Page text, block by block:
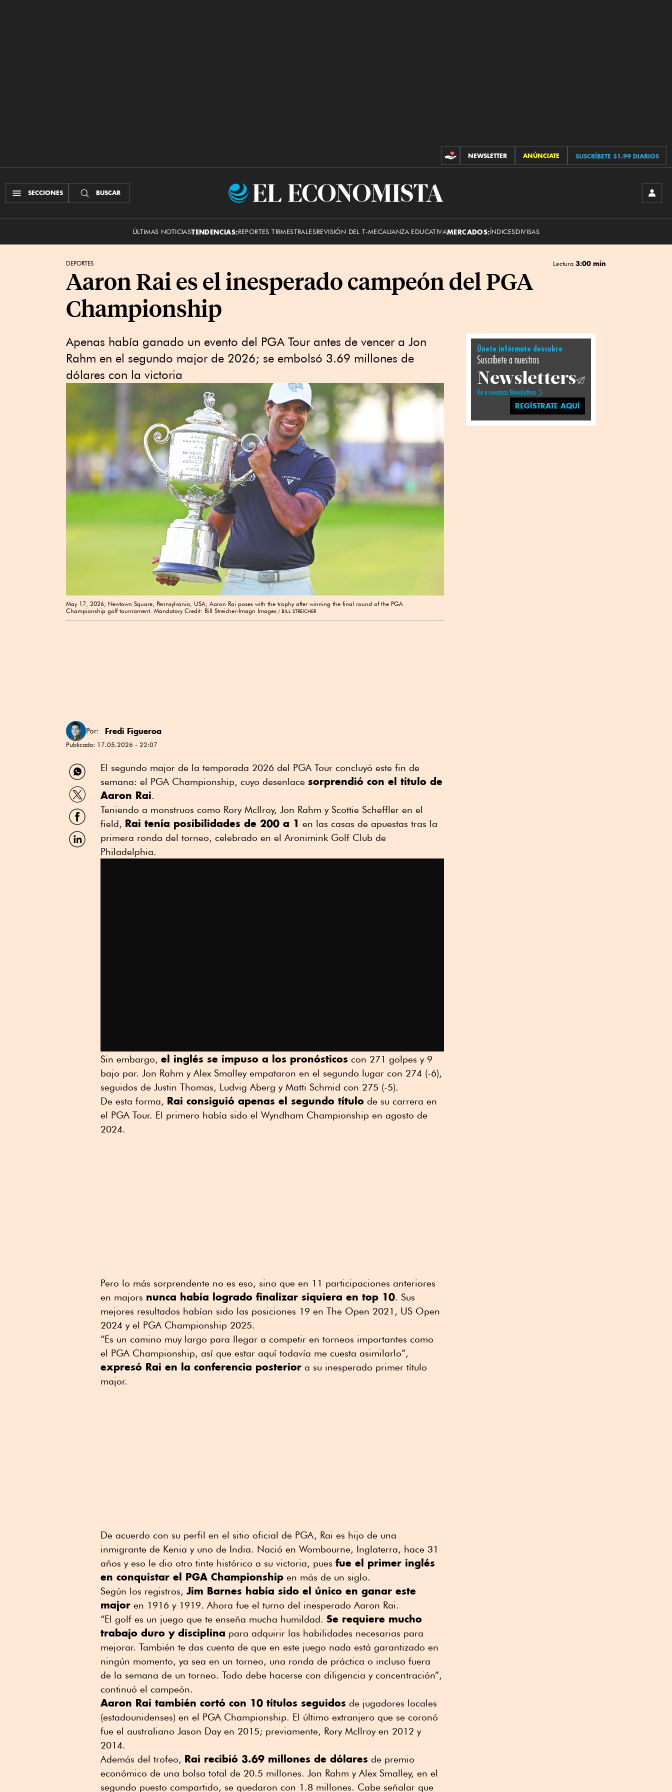
CONTRIBUCIONES
NEWSLETTER ANÚNCIATE SUSCRÍBETE $1.99 DIARIOS
SECCIONES BUSCAR
El
ÚLTIMAS NOTICIASTENDENCIAS:REPORTES TRIMESTRALESREVISIÓN DEL T-MECALIANZA EDUCATIVAMERCADOS:ÍNDICESDIVISAS
DEPORTES Lectura 3:00 min
Aaron Rai es el inesperado campeón del PGA
Championship
Apenas había ganado un evento del PGA Tour antes de vencer a Jon
Rahm en el segundo major de 2026; se embolsó 3.69 millones de
dólares con la victoria
May 17, 2026; Newtown Square, Pennsylvania, USA; Aaron Rai poses with the trophy after winning the final round of the PGA
Championship golf tournament. Mandatory Credit: Bill Streicher-Imagn Images
BILL STREICHER
Por: Fredi Figueroa
Publicado: 17.05.2026 - 22:07
Compartir
por
WhatsApp
Compartir
por
Twitter
Compartir
por
Facebook
Compartir
por
El segundo major de la temporada 2026 del PGA Tour concluyó este fin de
semana: el PGA Championship, cuyo desenlace sorprendió con el título de
Aaron Rai.
Teniendo a monstruos como Rory McIlroy, Jon Rahm y Scottie Scheffler en el
field, Rai tenía posibilidades de 200 a 1 en las casas de apuestas tras la
primera ronda del torneo, celebrado en el Aronimink Golf Club de
Philadelphia.
Sin embargo, el inglés se impuso a los pronósticos con 271 golpes y 9
bajo par. Jon Rahm y Alex Smalley empataron en el segundo lugar con 274 (-6),
seguidos de Justin Thomas, Ludvig Aberg y Matti Schmid con 275 (-5).
De esta forma, Rai consiguió apenas el segundo título de su carrera en
el PGA Tour. El primero había sido el Wyndham Championship en agosto de
2024.
Pero lo más sorprendente no es eso, sino que en 11 participaciones anteriores
en majors nunca había logrado finalizar siquiera en top 10. Sus
mejores resultados habían sido las posiciones 19 en The Open 2021, US Open
2024 y el PGA Championship 2025.
“Es un camino muy largo para llegar a competir en torneos importantes como
el PGA Championship, así que estar aquí todavía me cuesta asimilarlo”,
expresó Rai en la conferencia posterior a su inesperado primer título
major.
De acuerdo con su perfil en el sitio oficial de PGA, Rai es hijo de una
inmigrante de Kenia y uno de India. Nació en Wombourne, Inglaterra, hace 31
años y eso le dio otro tinte histórico a su victoria, pues fue el primer inglés
en conquistar el PGA Championship en más de un siglo.
Según los registros, Jim Barnes había sido el único en ganar este
major en 1916 y 1919. Ahora fue el turno del inesperado Aaron Rai.
“El golf es un juego que te enseña mucha humildad. Se requiere mucho
trabajo duro y disciplina para adquirir las habilidades necesarias para
mejorar. También te das cuenta de que en este juego nada está garantizado en
ningún momento, ya sea en un torneo, una ronda de práctica o incluso fuera
de la semana de un torneo. Todo debe hacerse con diligencia y concentración”,
continuó el campeón.
Aaron Rai también cortó con 10 títulos seguidos de jugadores locales
(estadounidenses) en el PGA Championship. El último extranjero que se coronó
fue el australiano Jason Day en 2015; previamente, Rory McIlroy en 2012 y
2014.
Además del trofeo, Rai recibió 3.69 millones de dólares de premio
económico de una bolsa total de 20.5 millones. Jon Rahm y Alex Smalley, en el
segundo puesto compartido, se quedaron con 1.8 millones. Cabe señalar que
Únete infórmate descubre
Suscríbete a nuestros
Newsletters
Ve a nuestros Newsletters
REGÍSTRATE AQUÍ